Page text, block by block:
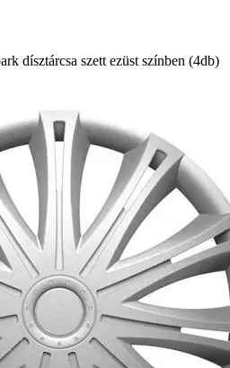
dísztárcsa szett ezüst színben (4db)